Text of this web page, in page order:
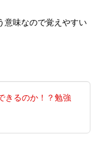
意味なので覚えやすい
きるのか！？勉強